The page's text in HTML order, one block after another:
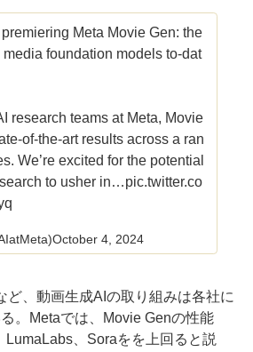
premiering Meta Movie Gen: the
foundation models to-dat
research teams at Meta, Movie
of-the-art results across a ran
We’re excited for the potential
to usher in…pic.twitter.co
October 4, 2024
ど、動画生成AIの取り組みは各社に
。Metaでは、Movie Genの性能
LumaLabs、Soraをを上回ると説